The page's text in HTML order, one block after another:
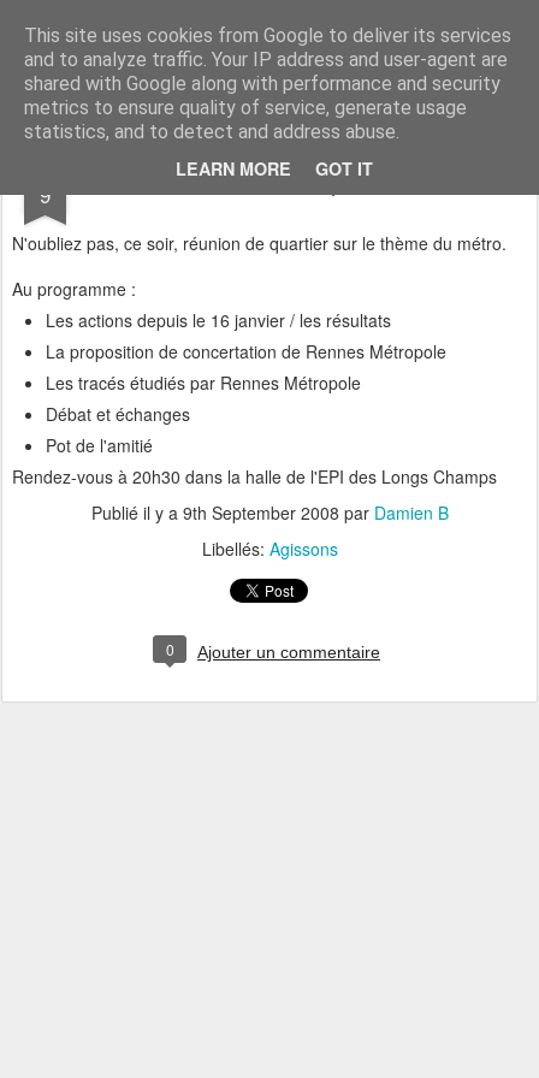
This site uses cookies from Google to deliver its services
and to analyze traffic. Your IP address and user-agent are
shared with Google along with performance and security
metrics to ensure quality of service, generate usage
statistics, and to detect and address abuse.
LEARN MORE GOT IT
Sauvons les Longs Champs ! Les habitants des Longs Champs sont pour le métro, mais veulent que celui-ci s'insère de manière respectueuse de leur environnement.
9 Réunion de quartier
N'oubliez pas, ce soir, réunion de quartier sur le thème du métro.
Au programme :
Les actions depuis le 16 janvier / les résultats
La proposition de concertation de Rennes Métropole
Les tracés étudiés par Rennes Métropole
Débat et échanges
Pot de l'amitié
Rendez-vous à 20h30 dans la halle de l'EPI des Longs Champs
Publié il y a 9th September 2008 par Damien B
Libellés: Agissons
0 Ajouter un commentaire